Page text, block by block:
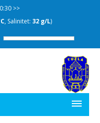
>>
, Salinitet: 32 g/L)